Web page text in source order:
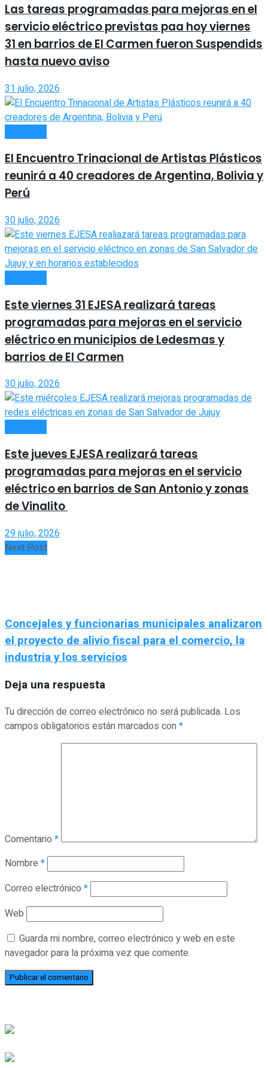
Las tareas programadas para mejoras en el
servicio eléctrico previstas paa hoy viernes
31 en barrios de El Carmen fueron Suspendids
hasta nuevo aviso
31 julio, 2026
El Encuentro Trinacional de Artistas Plásticos
reunirá a 40 creadores de Argentina, Bolivia y
Perú
30 julio, 2026
Este viernes 31 EJESA realizará tareas
programadas para mejoras en el servicio
eléctrico en municipios de Ledesmas y
barrios de El Carmen
30 julio, 2026
Este jueves EJESA realizará tareas
programadas para mejoras en el servicio
eléctrico en barrios de San Antonio y zonas
de Vinalito
29 julio, 2026
Next Post
Concejales y funcionarias municipales analizaron
el proyecto de alivio fiscal para el comercio, la
industria y los servicios
Deja una respuesta
Tu dirección de correo electrónico no será publicada. Los
campos obligatorios están marcados con*
Comentario *
Nombre *
Correo electrónico *
Web
Guarda mi nombre, correo electrónico y web en este
navegador para la próxima vez que comente.